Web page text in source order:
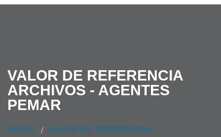
VALOR DE REFERENCIA
ARCHIVOS - AGENTES
PEMAR
INICIO VALOR DE REFERENCIA